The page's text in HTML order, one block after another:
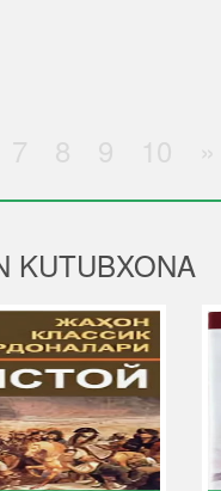
7 8 9 10 »
KUTUBXONA